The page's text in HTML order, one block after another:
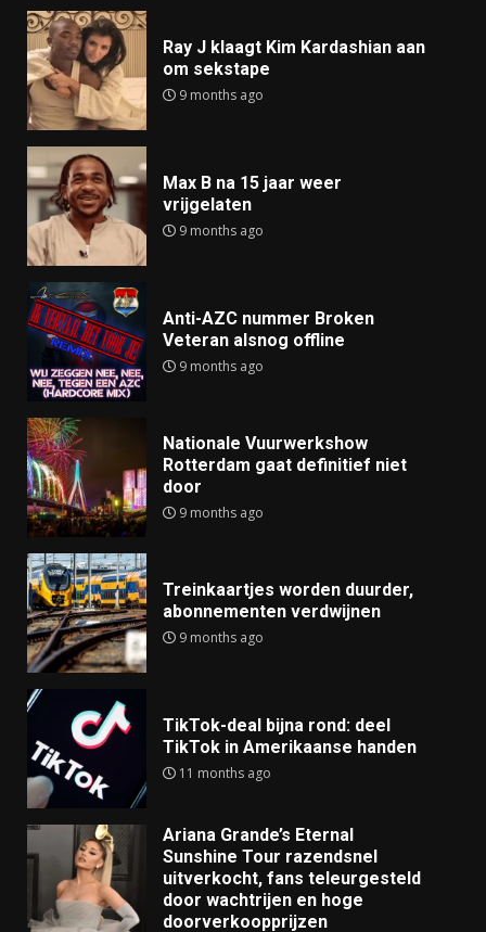
Ray J klaagt Kim Kardashian aan
om sekstape
9 months ago
Max B na 15 jaar weer
vrijgelaten
9 months ago
Anti-AZC nummer Broken
Veteran alsnog offline
9 months ago
Nationale Vuurwerkshow
Rotterdam gaat definitief niet
door
9 months ago
Treinkaartjes worden duurder,
abonnementen verdwijnen
9 months ago
TikTok-deal bijna rond: deel
TikTok in Amerikaanse handen
11 months ago
Ariana Grande’s Eternal
Sunshine Tour razendsnel
uitverkocht, fans teleurgesteld
door wachtrijen en hoge
doorverkoopprijzen